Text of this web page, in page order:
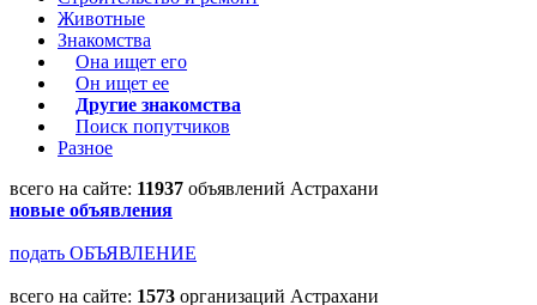
Животные
Знакомства
Она ищет его
Он ищет ее
Другие знакомства
Поиск попутчиков
Разное
всего на сайте: 11937 объявлений Астрахани
новые объявления
подать ОБЪЯВЛЕНИЕ
всего на сайте: 1573 организаций Астрахани